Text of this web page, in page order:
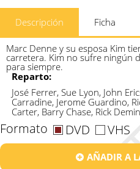
Descripción Ficha
Marc Denne y su esposa Kim
carretera. Kim no sufre ningún
para siempre.
Reparto:
José Ferrer, Sue Lyon, John
Carradine, Jerome Guardino,
Carter, Barry Chase, Rick
Formato DVD VHS
AÑADIR A